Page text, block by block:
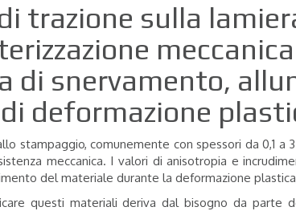
trazione sulla
di snervamento,
deformazione
stampaggio, comunemente con spessori da 0,1
meccanica. I valori di anisotropia e
del materiale durante la deformazione
questi materiali deriva dal bisogno da parte